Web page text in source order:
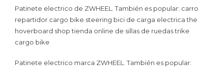
Patinete electrico de ZWHEEL. También es popular: carro
repartidor cargo bike steering bici de carga electrica the
hoverboard shop tienda online de sillas de ruedas trike
cargo bike
Patinete electrico marca ZWHEEL. También es popular: